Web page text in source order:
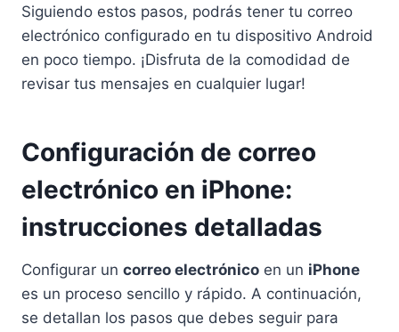
Siguiendo estos pasos, podrás tener tu correo
electrónico configurado en tu dispositivo Android
en poco tiempo. ¡Disfruta de la comodidad de
revisar tus mensajes en cualquier lugar!
Configuración de correo
electrónico en iPhone:
instrucciones detalladas
Configurar un correo electrónico en un iPhone
es un proceso sencillo y rápido. A continuación,
se detallan los pasos que debes seguir para